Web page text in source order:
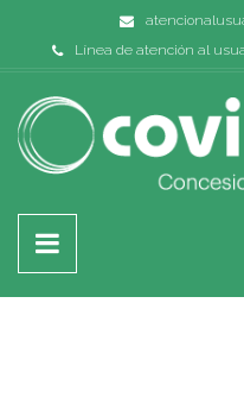
Línea de atención al